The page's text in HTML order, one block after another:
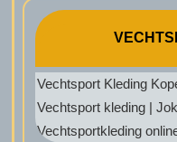
Vechtsport Kleding
Vechtsport kleding |
Vechtsportkleding